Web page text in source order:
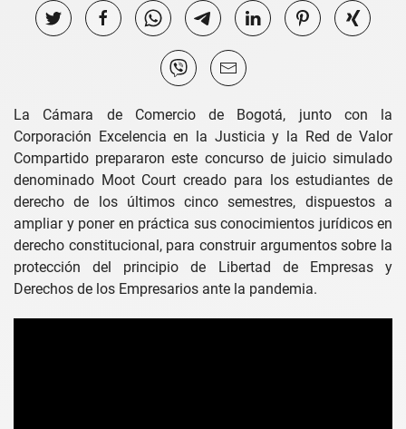
La Cámara de Comercio de Bogotá, junto con la
Corporación Excelencia en la Justicia y la Red de Valor
Compartido prepararon este concurso de juicio simulado
denominado Moot Court creado para los estudiantes de
derecho de los últimos cinco semestres, dispuestos a
ampliar y poner en práctica sus conocimientos jurídicos en
derecho constitucional, para construir argumentos sobre la
protección del principio de Libertad de Empresas y
Derechos de los Empresarios ante la pandemia.